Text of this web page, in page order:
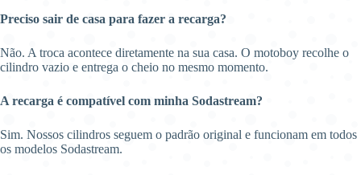
Preciso sair de casa para fazer a recarga?
Não. A troca acontece diretamente na sua casa. O motoboy recolhe o
cilindro vazio e entrega o cheio no mesmo momento.
A recarga é compatível com minha Sodastream?
Sim. Nossos cilindros seguem o padrão original e funcionam em todos
os modelos Sodastream.